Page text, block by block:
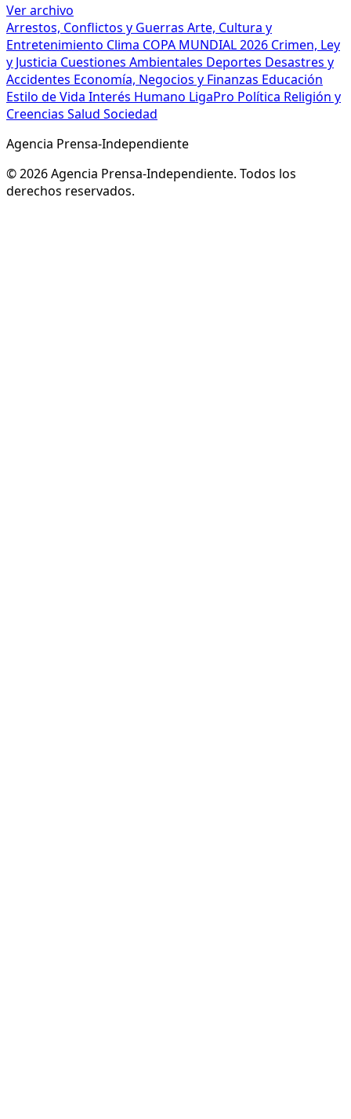
Ver archivo
Arrestos, Conflictos y Guerras Arte, Cultura y
Entretenimiento Clima COPA MUNDIAL 2026 Crimen, Ley
y Justicia Cuestiones Ambientales Deportes Desastres y
Accidentes Economía, Negocios y Finanzas Educación
Estilo de Vida Interés Humano LigaPro Política Religión y
Creencias Salud Sociedad
Agencia Prensa-Independiente
© 2026 Agencia Prensa-Independiente. Todos los
derechos reservados.